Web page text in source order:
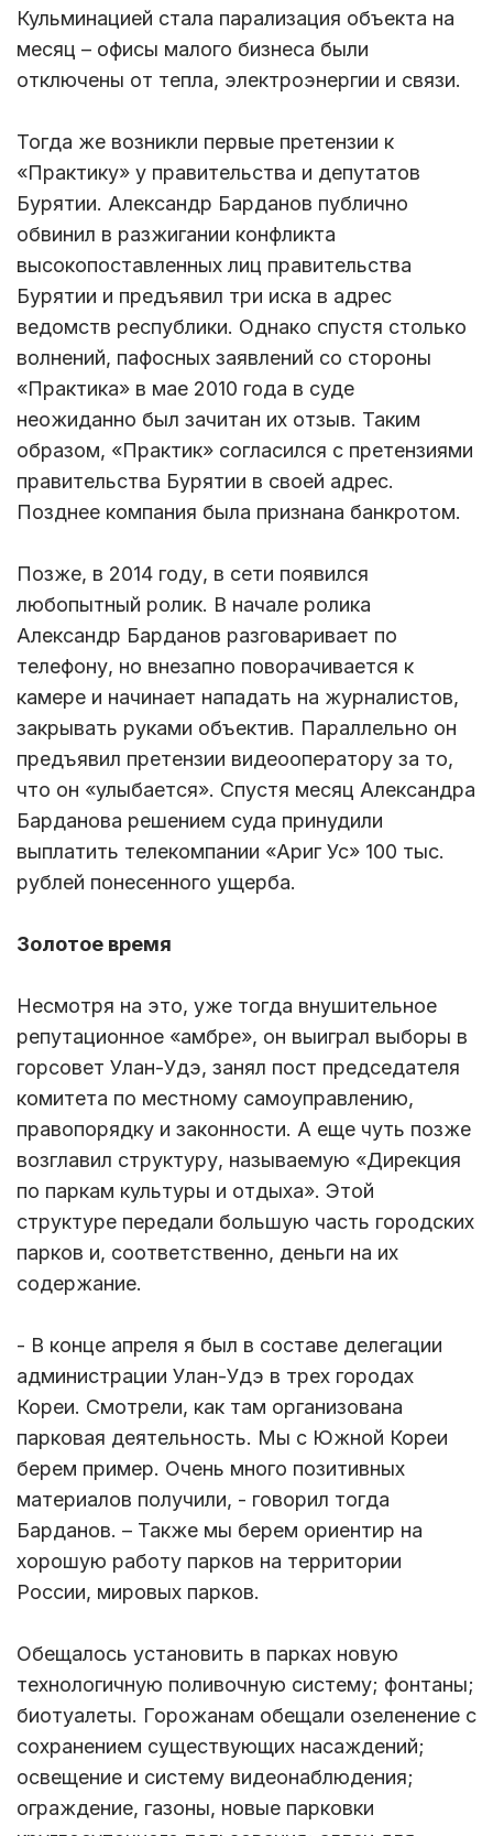
Кульминацией стала парализация объекта на
месяц – офисы малого бизнеса были
отключены от тепла, электроэнергии и связи.
Тогда же возникли первые претензии к
«Практику» у правительства и депутатов
Бурятии. Александр Барданов публично
обвинил в разжигании конфликта
высокопоставленных лиц правительства
Бурятии и предъявил три иска в адрес
ведомств республики. Однако спустя столько
волнений, пафосных заявлений со стороны
«Практика» в мае 2010 года в суде
неожиданно был зачитан их отзыв. Таким
образом, «Практик» согласился с претензиями
правительства Бурятии в своей адрес.
Позднее компания была признана банкротом.
Позже, в 2014 году, в сети появился
любопытный ролик. В начале ролика
Александр Барданов разговаривает по
телефону, но внезапно поворачивается к
камере и начинает нападать на журналистов,
закрывать руками объектив. Параллельно он
предъявил претензии видеооператору за то,
что он «улыбается». Спустя месяц Александра
Барданова решением суда принудили
выплатить телекомпании «Ариг Ус» 100 тыс.
рублей понесенного ущерба.
Золотое время
Несмотря на это, уже тогда внушительное
репутационное «амбре», он выиграл выборы в
горсовет Улан-Удэ, занял пост председателя
комитета по местному самоуправлению,
правопорядку и законности. А еще чуть позже
возглавил структуру, называемую «Дирекция
по паркам культуры и отдыха». Этой
структуре передали большую часть городских
парков и, соответственно, деньги на их
содержание.
- В конце апреля я был в составе делегации
администрации Улан-Удэ в трех городах
Кореи. Смотрели, как там организована
парковая деятельность. Мы с Южной Кореи
берем пример. Очень много позитивных
материалов получили, - говорил тогда
Барданов. – Также мы берем ориентир на
хорошую работу парков на территории
России, мировых парков.
Обещалось установить в парках новую
технологичную поливочную систему; фонтаны;
биотуалеты. Горожанам обещали озеленение с
сохранением существующих насаждений;
освещение и систему видеонаблюдения;
ограждение, газоны, новые парковки